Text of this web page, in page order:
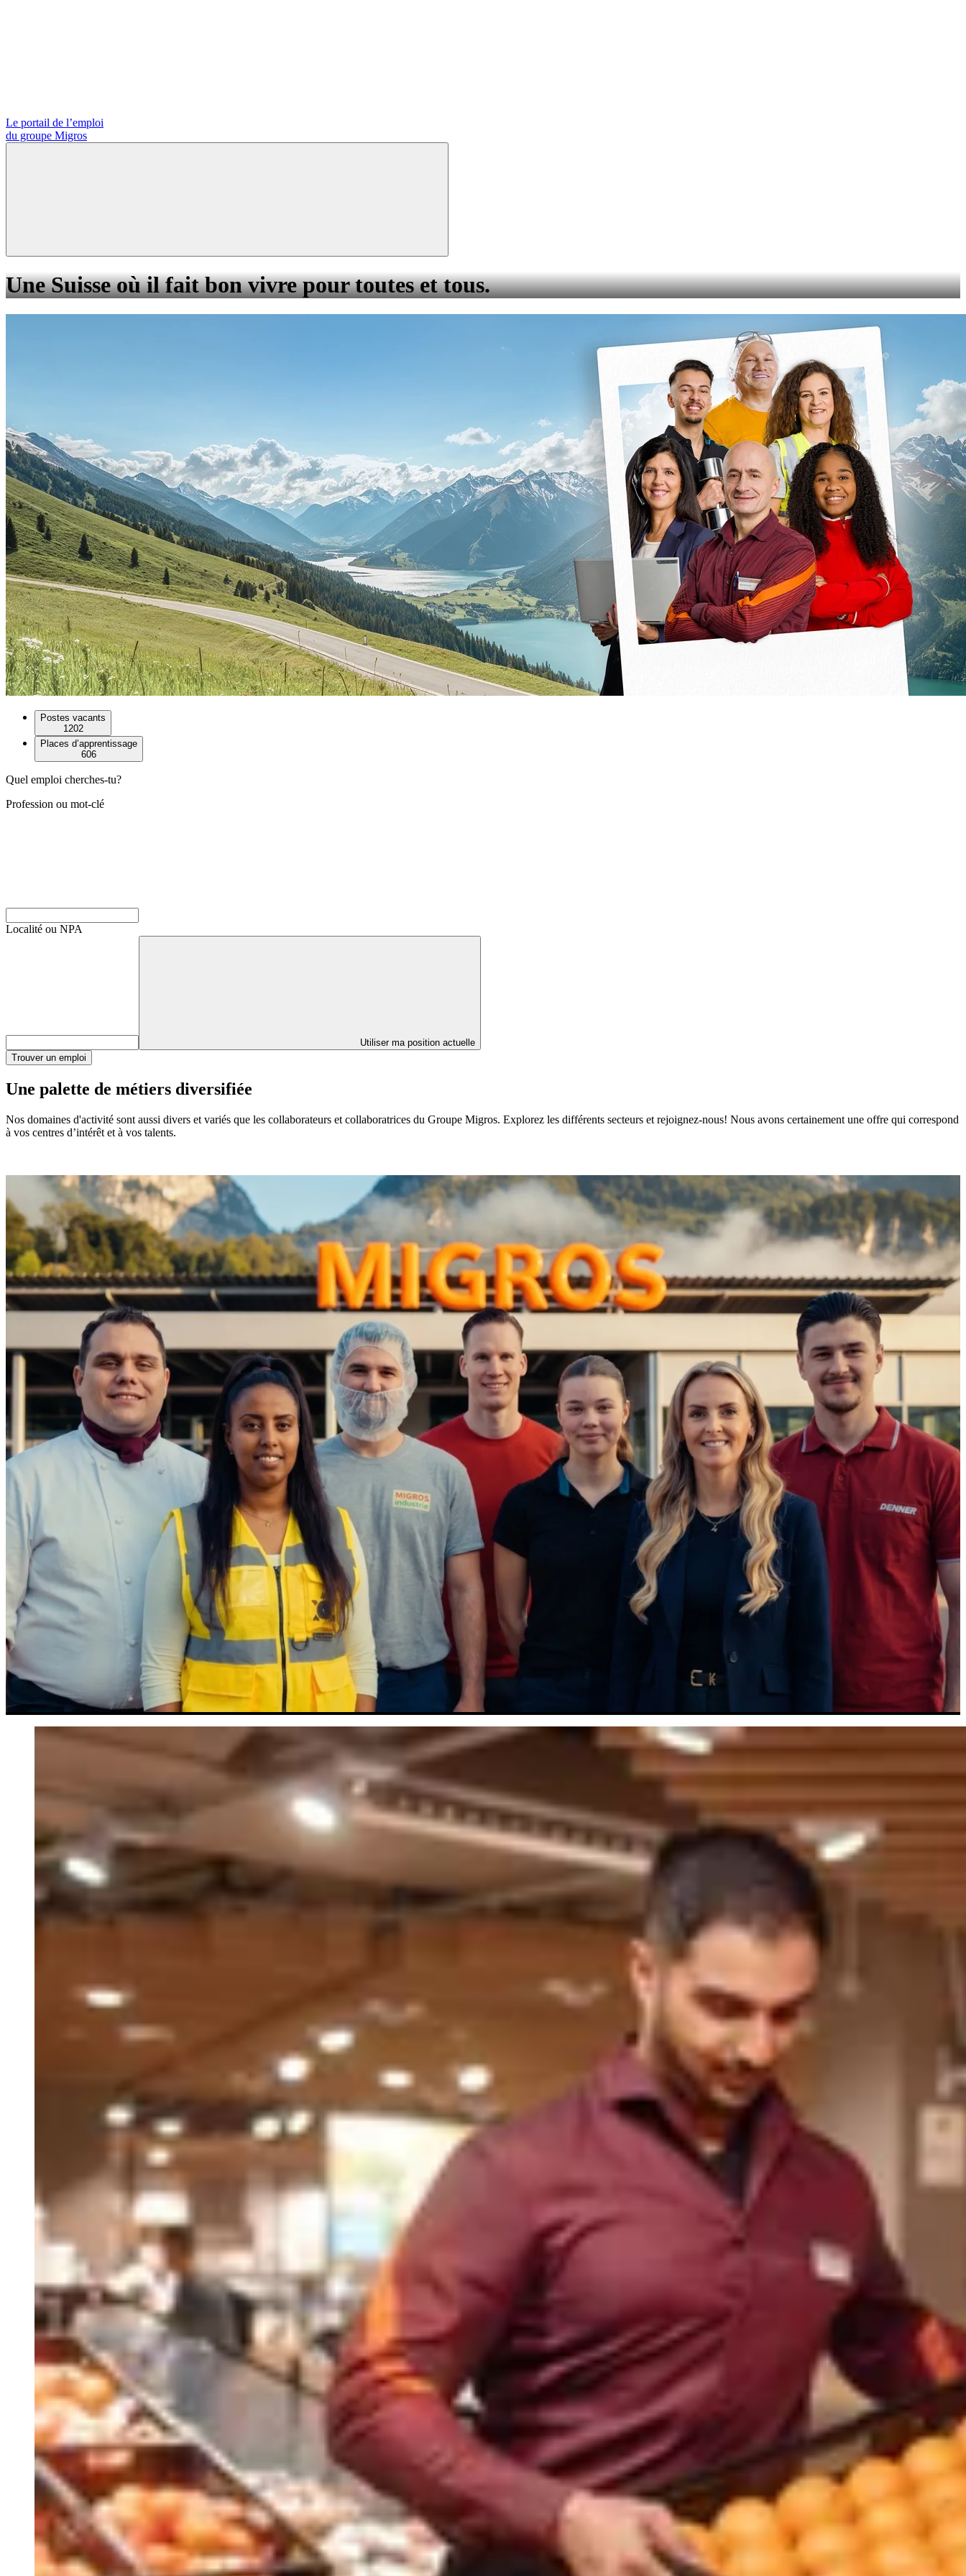
Le portail de l’emploi
du groupe Migros
Une Suisse où il fait bon vivre pour toutes et tous.
Postes vacants
1202
Places d’apprentissage
606
Quel emploi cherches-tu?
Profession ou mot-clé
Localité ou NPA
Utiliser ma position actuelle
Trouver un emploi
Une palette de métiers diversifiée
Nos domaines d'activité sont aussi divers et variés que les collaborateurs et collaboratrices du Groupe Migros. Explorez les différents secteurs et rejoignez-nous! Nous avons certainement une offre qui correspond
à vos centres d’intérêt et à vos talents.